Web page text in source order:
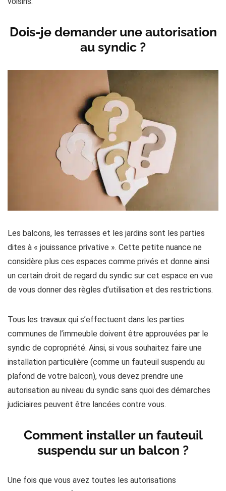
Dois-je demander une autorisation
au syndic ?
Les balcons, les terrasses et les jardins sont les parties
dites à « jouissance privative ». Cette petite nuance ne
considère plus ces espaces comme privés et donne ainsi
un certain droit de regard du syndic sur cet espace en vue
de vous donner des règles d’utilisation et des restrictions.
Tous les travaux qui s’effectuent dans les parties
communes de l’immeuble doivent être approuvées par le
syndic de copropriété. Ainsi, si vous souhaitez faire une
installation particulière (comme un fauteuil suspendu au
plafond de votre balcon), vous devez prendre une
autorisation au niveau du syndic sans quoi des démarches
judiciaires peuvent être lancées contre vous.
Comment installer un fauteuil
suspendu sur un balcon ?
Une fois que vous avez toutes les autorisations